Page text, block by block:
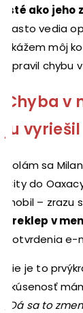
isté ako jeho
často vedia
ukážem môj
opravil chybu
Chyba v
ju vyriešil
Volám sa
City do
mobil – zrazu
Preklep v
potvrdenia e-
Nie je to
skúsenosť
„Dá sa to